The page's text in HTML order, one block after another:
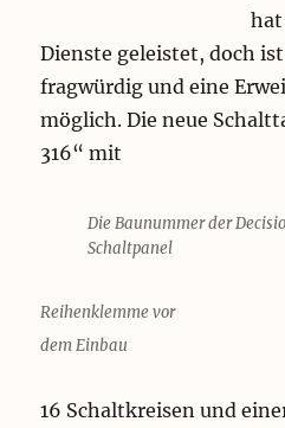
Dienste geleistet, doch
fragwürdig und eine
möglich. Die neue
316“ mit
Die Baunummer der
Schaltpanel
Reihenklemme vor
dem Einbau
16 Schaltkreisen und